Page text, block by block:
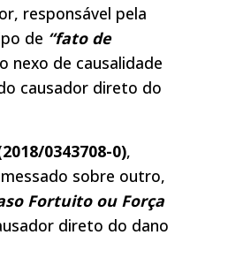
responsável pela
de “fato de
de causalidade
causador direto do
0343708-0),
sobre outro,
Fortuito ou Força
direto do dano